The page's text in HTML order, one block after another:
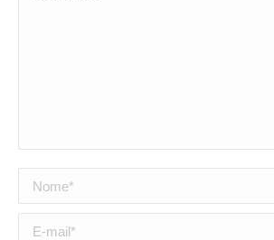
Nome *
E-mail *